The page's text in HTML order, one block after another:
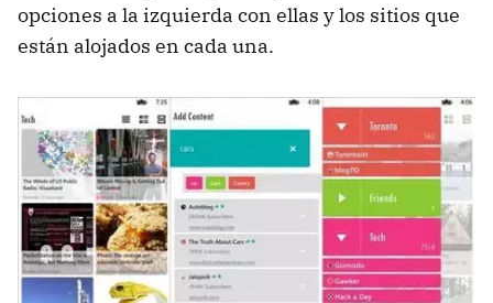
opciones a la izquierda con ellas y los sitios que
están alojados en cada una.